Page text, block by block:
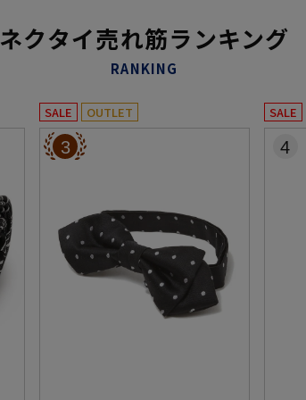
ネクタイ売れ筋ランキング
RANKING
SALE OUTLET
3
SALE
4